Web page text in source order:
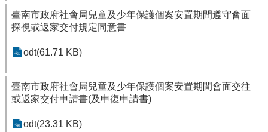
臺南市政府社會局兒童及少年保護個案安置期間遵守會面
探視或返家交付規定同意書
odt(61.71 KB)
臺南市政府社會局兒童及少年保護個案安置期間會面交往
或返家交付申請書(及申復申請書)
odt(23.31 KB)